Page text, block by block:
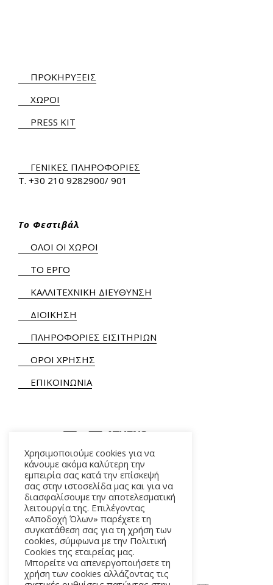
ΠΡΟΚΗΡΥΞΕΙΣ
ΧΩΡΟΙ
PRESS KIT
ΓΕΝΙΚΕΣ ΠΛΗΡΟΦΟΡΙΕΣ
Τ. +30 210 9282900/ 901
Το Φεστιβάλ
ΟΛΟΙ ΟΙ ΧΩΡΟΙ
ΤΟ ΕΡΓΟ
ΚΑΛΛΙΤΕΧΝΙΚΗ ΔΙΕΥΘΥΝΣΗ
ΔΙΟΙΚΗΣΗ
ΠΛΗΡΟΦΟΡΙΕΣ ΕΙΣΙΤΗΡΙΩΝ
ΟΡΟΙ ΧΡΗΣΗΣ
ΕΠΙΚΟΙΝΩΝΙΑ
ΑΛΚΜΗΝΗΣ 5 – 118 54 ΑΘΗΝΑ
Χρησιμοποιούμε cookies για να
κάνουμε ακόμα καλύτερη την
εμπειρία σας κατά την επίσκεψή
σας στην ιστοσελίδα μας και για να
διασφαλίσουμε την αποτελεσματική
λειτουργία της. Επιλέγοντας
«Αποδοχή Όλων» παρέχετε τη
συγκατάθεση σας για τη χρήση των
cookies, σύμφωνα με την Πολιτική
Cookies της εταιρείας μας.
Μπορείτε να απενεργοποιήσετε τη
χρήση των cookies αλλάζοντας τις